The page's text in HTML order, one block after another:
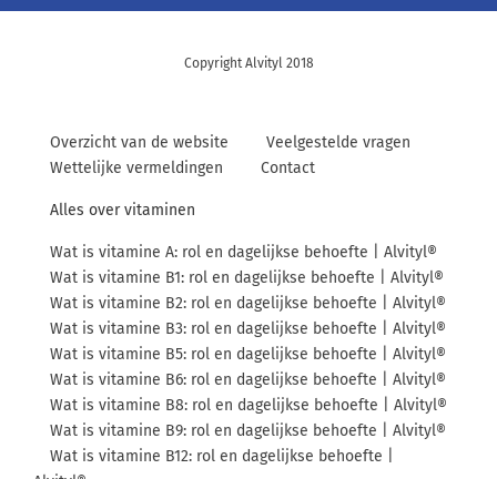
Copyright Alvityl 2018
Overzicht van de website
Veelgestelde vragen
Wettelijke vermeldingen
Contact
Alles over vitaminen
Wat is vitamine A: rol en dagelijkse behoefte | Alvityl®
Wat is vitamine B1: rol en dagelijkse behoefte | Alvityl®
Wat is vitamine B2: rol en dagelijkse behoefte | Alvityl®
Wat is vitamine B3: rol en dagelijkse behoefte | Alvityl®
Wat is vitamine B5: rol en dagelijkse behoefte | Alvityl®
Wat is vitamine B6: rol en dagelijkse behoefte | Alvityl®
Wat is vitamine B8: rol en dagelijkse behoefte | Alvityl®
Wat is vitamine B9: rol en dagelijkse behoefte | Alvityl®
Wat is vitamine B12: rol en dagelijkse behoefte |